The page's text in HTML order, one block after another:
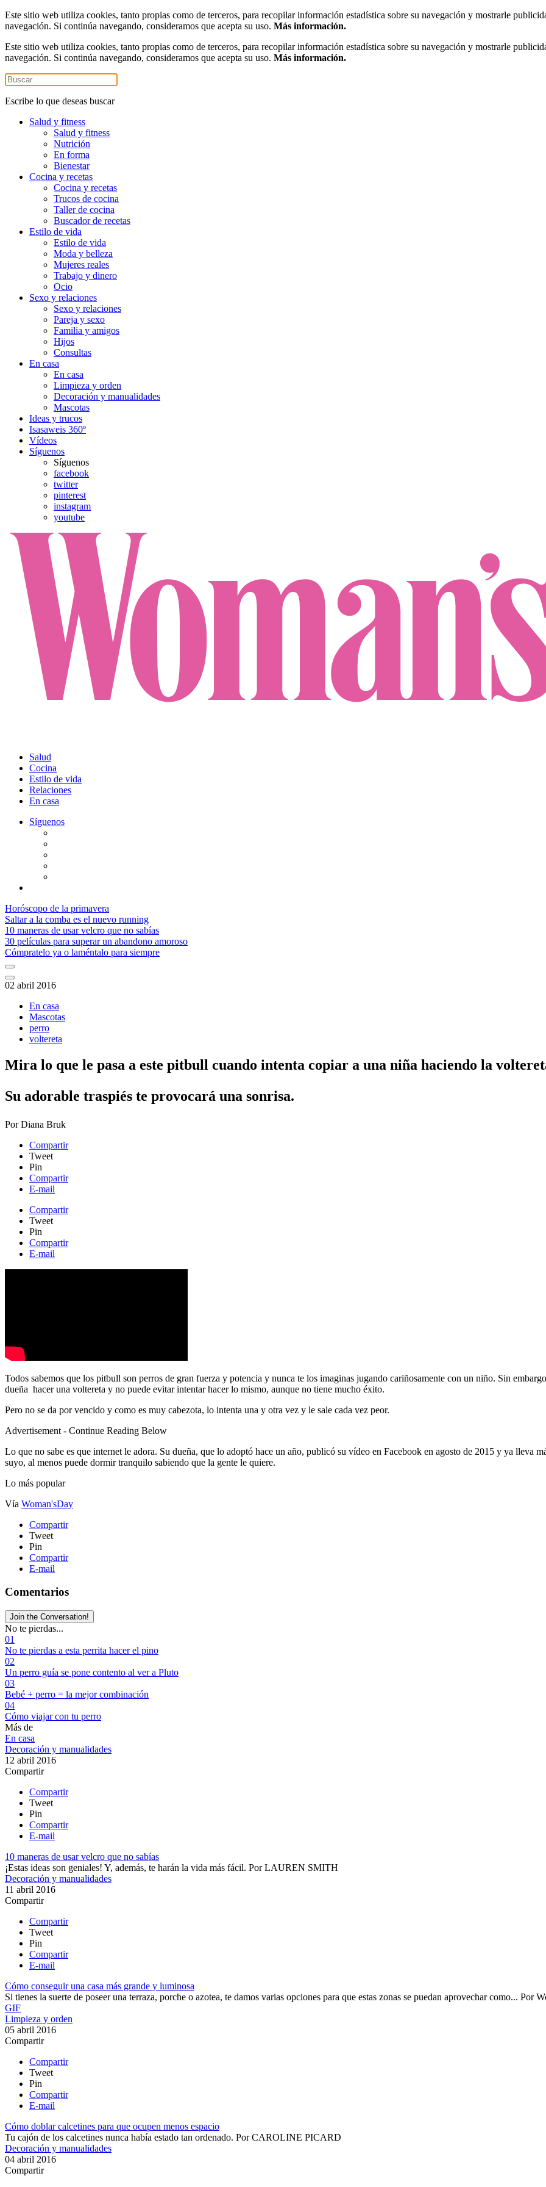
Este sitio web utiliza cookies, tanto propias como de terceros, para recopilar información estadística sobre su navegación y mostrarle
navegación. Si continúa navegando, consideramos que acepta su uso. Más información.
Este sitio web utiliza cookies, tanto propias como de terceros, para recopilar información estadística sobre su navegación y mostrarle
navegación. Si continúa navegando, consideramos que acepta su uso. Más información.
Escribe lo que deseas buscar
Salud y fitness
Salud y fitness
Nutrición
En forma
Bienestar
Cocina y recetas
Cocina y recetas
Trucos de cocina
Taller de cocina
Buscador de recetas
Estilo de vida
Estilo de vida
Moda y belleza
Mujeres reales
Trabajo y dinero
Ocio
Sexo y relaciones
Sexo y relaciones
Pareja y sexo
Familia y amigos
Hijos
Consultas
En casa
En casa
Limpieza y orden
Decoración y manualidades
Mascotas
Ideas y trucos
Isasaweis 360º
Vídeos
Síguenos
Síguenos
facebook
twitter
pinterest
instagram
youtube
Salud
Cocina
Estilo de vida
Relaciones
En casa
Síguenos
Horóscopo de la primavera
Saltar a la comba es el nuevo running
10 maneras de usar velcro que no sabías
30 películas para superar un abandono amoroso
Cómpratelo ya o laméntalo para siempre
02 abril 2016
En casa
Mascotas
perro
voltereta
Mira lo que le pasa a este pitbull cuando intenta copiar a una niña haciendo la
Su adorable traspiés te provocará una sonrisa​.
PorDiana Bruk
Compartir
Tweet
Pin
Compartir
E-mail
Compartir
Tweet
Pin
Compartir
E-mail
Todos sabemos que los pitbull son perros de gran fuerza y potencia y nunca te los imaginas jugando cariñosamente con un niño. Sin
dueña hacer una voltereta y no puede evitar intentar hacer lo mismo, aunque no tiene mucho éxito.
Pero no se da por vencido y como es muy cabezota, lo intenta una y otra vez y le sale cada vez peor.
Advertisement - Continue Reading Below
Lo que no sabe es que internet le adora. Su dueña, que lo adoptó hace un año, publicó su vídeo en Facebook en agosto de 2015 y ya lleva
suyo, al menos puede dormir tranquilo sabiendo que la gente le quiere.
Lo más popular
Vía Woman'sDay
Compartir
Tweet
Pin
Compartir
E-mail
Comentarios
Join the Conversation!
No te pierdas...
01
No te pierdas a esta perrita hacer el pino
02
Un perro guía se pone contento al ver a Pluto
03
Bebé + perro = la mejor combinación
04
Cómo viajar con tu perro
Más de
En casa
Decoración y manualidades
12 abril 2016
Compartir
Compartir
Tweet
Pin
Compartir
E-mail
10 maneras de usar velcro que no sabías
¡Estas ideas son geniales! Y, además, te harán la vida más fácil. PorLAUREN SMITH
Decoración y manualidades
11 abril 2016
Compartir
Compartir
Tweet
Pin
Compartir
E-mail
Cómo conseguir una casa más grande y luminosa
Si tienes la suerte de poseer una terraza, porche o azotea, te damos varias opciones para que estas zonas se puedan aprovechar como... Por
GIF
Limpieza y orden
05 abril 2016
Compartir
Compartir
Tweet
Pin
Compartir
E-mail
Cómo doblar calcetines para que ocupen menos espacio
Tu cajón de los calcetines nunca había estado tan ordenado​. PorCAROLINE PICARD
Decoración y manualidades
04 abril 2016
Compartir